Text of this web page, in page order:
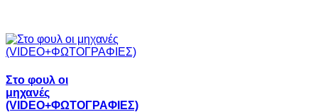
Στο φουλ οι
μηχανές
(VIDEO+ΦΩΤΟΓΡΑΦΙΕΣ)